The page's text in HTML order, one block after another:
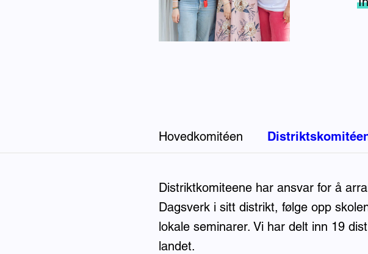
Hovedkomitéen
Distriktskomitéene
Distriktkomiteene har ansvar for å
Dagsverk i sitt distrikt, følge opp
lokale seminarer. Vi har delt inn 19
landet.